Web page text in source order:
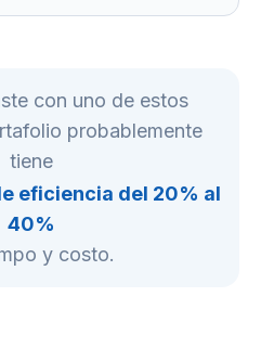
los PMs dedicaban 2
reportes que nadie
reportería y liberamos ese
con uno de estos
probablemente
tiene
eficiencia del 20% al
40%
y costo.